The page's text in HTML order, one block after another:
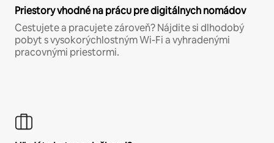
Priestory vhodné na prácu pre digitálnych nomádov
Cestujete a pracujete zároveň? Nájdite si dlhodobý
pobyt s vysokorýchlostným Wi-Fi a vyhradenými
pracovnými priestormi.